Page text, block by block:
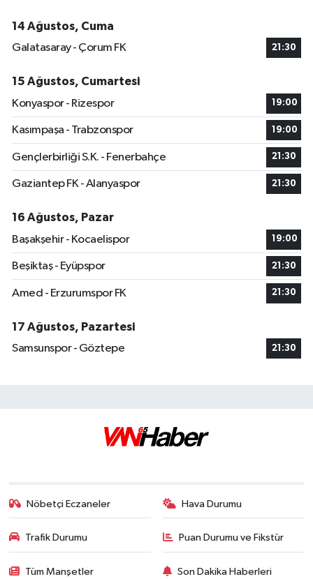
14 Ağustos, Cuma
Galatasaray - Çorum FK
21:30
15 Ağustos, Cumartesi
Konyaspor - Rizespor
19:00
Kasımpaşa - Trabzonspor 19:00
Gençlerbirliği S.K. - Fenerbahçe 21:30
Gaziantep FK - Alanyaspor 21:30
16 Ağustos, Pazar
Başakşehir - Kocaelispor
19:00
Beşiktaş - Eyüpspor 21:30
Amed - Erzurumspor FK 21:30
17 Ağustos, Pazartesi
Samsunspor - Göztepe
21:30
Nöbetçi Eczaneler Hava Durumu
Trafik Durumu Puan Durumu ve Fikstür
Tüm Manşetler Son Dakika Haberleri